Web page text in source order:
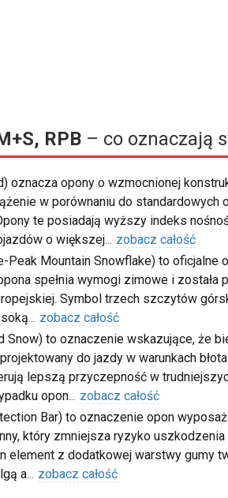
RPB – co oznaczają
oznacza opony o wzmocnionej
w porównaniu do standardowych
te posiadają wyższy indeks
o większej... zobacz całość
Peak Mountain Snowflake) to oficjalne
spełnia wymogi zimowe i została
Symbol trzech szczytów
... zobacz całość
Snow) to oznaczenie wskazujące, że
do jazdy w warunkach
lepszą przyczepność w
opon... zobacz całość
Bar) to oznaczenie opon
który zmniejsza ryzyko
element z dodatkowej warstwy gumy
a... zobacz całość